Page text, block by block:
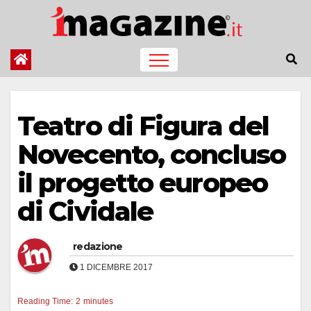
contenuto
Teatro di Figura del
Novecento, concluso
il progetto europeo
di Cividale
redazione
1 DICEMBRE 2017
Reading Time: 2 minutes